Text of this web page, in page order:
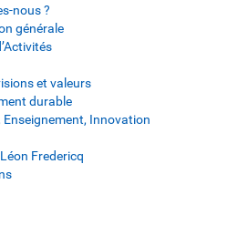
nous ?
générale
et valeurs
durable
Enseignement, Innovation
Fredericq